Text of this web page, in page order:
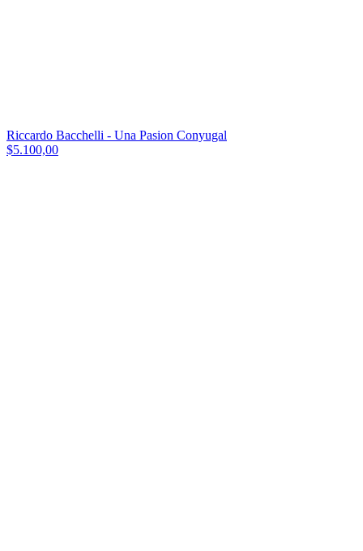
Riccardo Bacchelli - Una Pasion Conyugal
$5.100,00